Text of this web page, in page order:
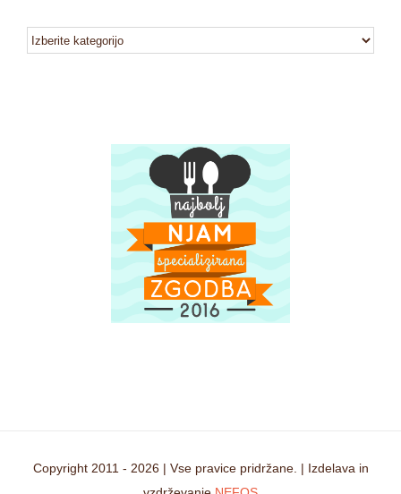
kategorije
Copyright 2011 - 2026 | Vse pravice pridržane. | Izdelava in